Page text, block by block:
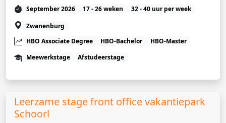
September 2026 17 - 26 weken
32 - 40 uur per week
Zwanenburg
HBO Associate Degree
HBO-Bachelor
HBO-Master
Meewerkstage
Afstudeerstage
Leerzame stage front office vakantiepark
Schoorl